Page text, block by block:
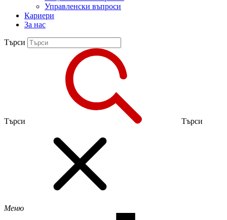
Управленски въпроси
Кариери
За нас
Търси
Търси Търси
Меню